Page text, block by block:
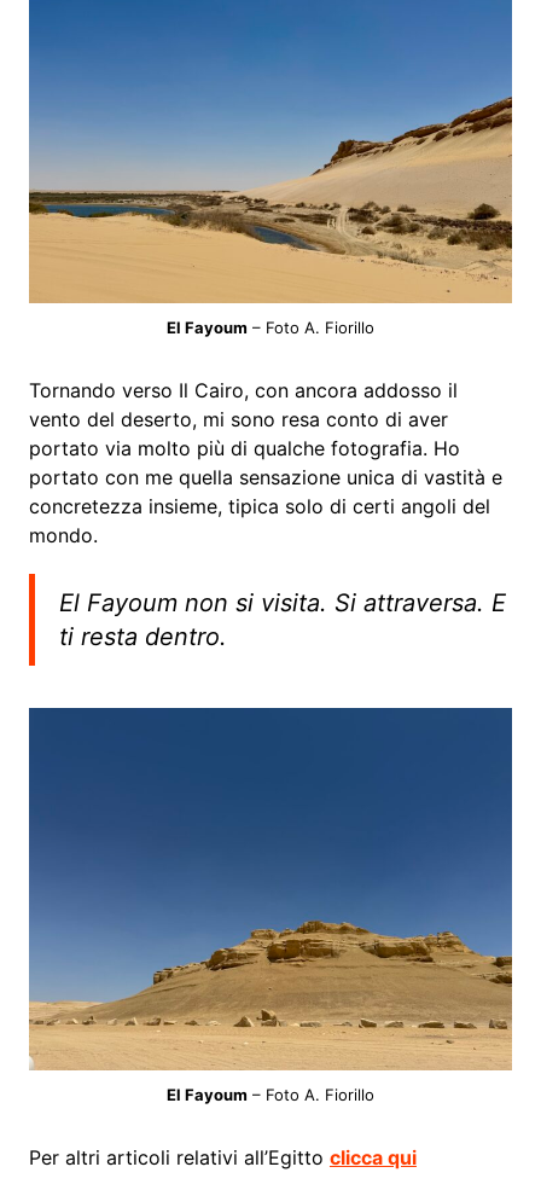
El Fayoum – Foto A. Fiorillo
Tornando verso Il Cairo, con ancora addosso il
vento del deserto, mi sono resa conto di aver
portato via molto più di qualche fotografia. Ho
portato con me quella sensazione unica di vastità e
concretezza insieme, tipica solo di certi angoli del
mondo.
El Fayoum non si visita. Si attraversa. E
ti resta dentro.
El Fayoum – Foto A. Fiorillo
Per altri articoli relativi all’Egitto clicca qui